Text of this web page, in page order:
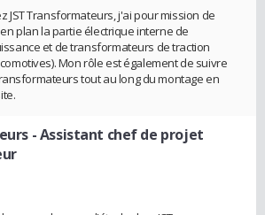
JST Transformateurs, j'ai pour mission de
plan la partie électrique interne de
et de transformateurs de traction
Mon rôle est également de suivre
tout au long du montage en
- Assistant chef de projet